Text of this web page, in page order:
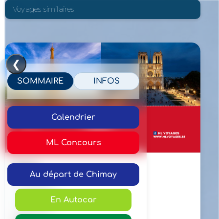
❮
SOMMAIRE INFOS
Calendrier
ML Concours
Au départ de Chimay
En Autocar
Voyages similaires
Paris
✅ Disponible
À partir de